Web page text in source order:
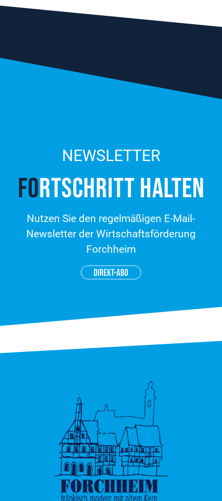
NEWSLETTER
FORT­SCHRITT HALTEN
Nutzen Sie den regelmäßigen E-Mail-
Newsletter der Wirtschaftsförderung
Forchheim
DIREKT-ABO